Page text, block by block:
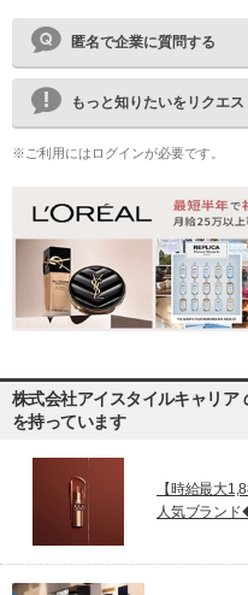
匿名で企業に質問する
もっと知りたいをリクエス
※ご利用にはログインが必要です。
株式会社アイスタイルキャリア
を持っています
【時給最大
人気ブラン